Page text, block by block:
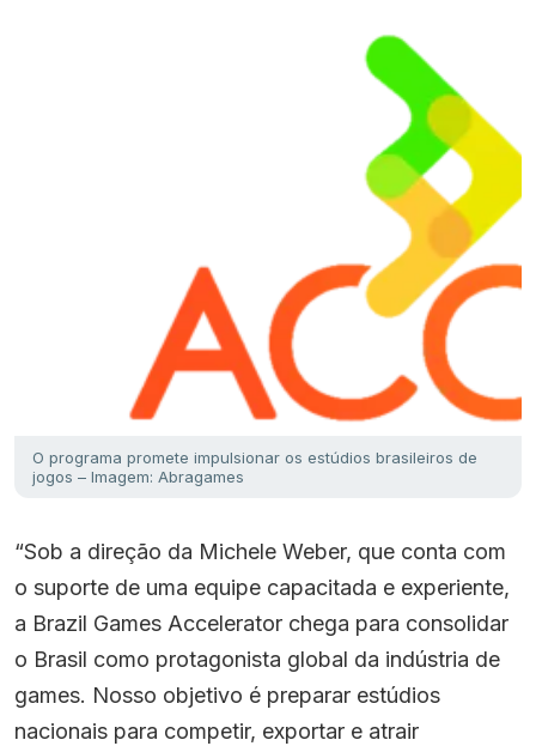
O programa promete impulsionar os estúdios brasileiros de
jogos – Imagem: Abragames
“Sob a direção da Michele Weber, que conta com
o suporte de uma equipe capacitada e experiente,
a Brazil Games Accelerator chega para consolidar
o Brasil como protagonista global da indústria de
games. Nosso objetivo é preparar estúdios
nacionais para competir, exportar e atrair